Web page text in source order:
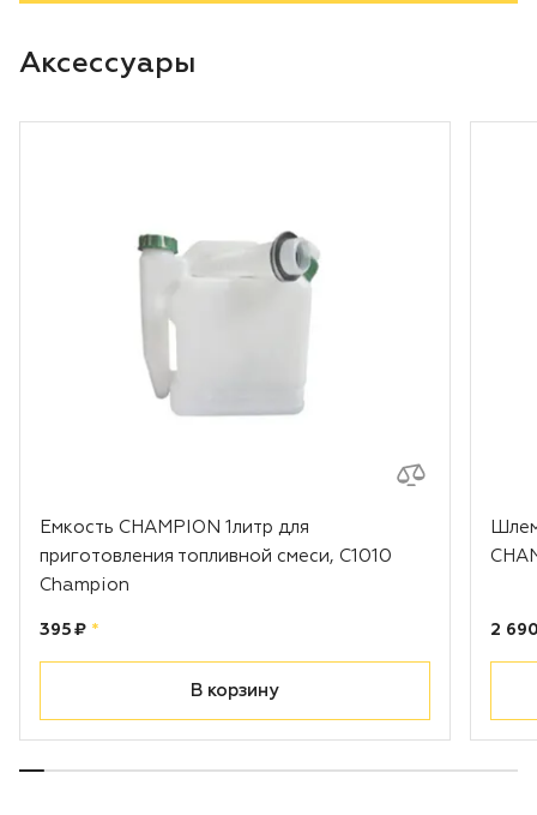
Аксессуары
Емкость CHAMPION 1литр для
приготовления топливной смеси, С1010
Champion
Цена:
395 ₽ рублей
*
В корзину
2